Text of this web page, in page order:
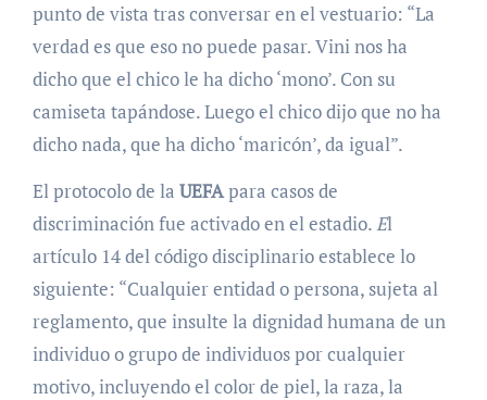
punto de vista tras conversar en el vestuario: “La
verdad es que eso no puede pasar. Vini nos ha
dicho que el chico le ha dicho ‘mono’. Con su
camiseta tapándose. Luego el chico dijo que no ha
dicho nada, que ha dicho ‘maricón’, da igual”.
El protocolo de la UEFApara casos de
discriminación fue activado en el estadio.El
artículo 14 del código disciplinario establece lo
siguiente: “Cualquier entidad o persona, sujeta al
reglamento, que insulte la dignidad humana de un
individuo o grupo de individuos por cualquier
motivo, incluyendo el color de piel, la raza, la